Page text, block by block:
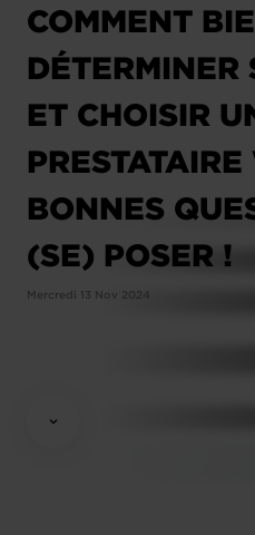
COMMENT
DÉTERMINER
ET CHOISIR
BONNES
(SE) POSER !
Mercredi 13 Nov 2024